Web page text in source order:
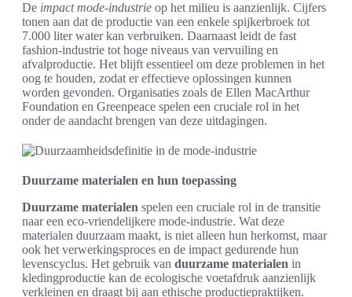
De impact mode-industrie op het milieu is aanzienlijk. Cijfers
tonen aan dat de productie van een enkele spijkerbroek tot
7.000 liter water kan verbruiken. Daarnaast leidt de fast
fashion-industrie tot hoge niveaus van vervuiling en
afvalproductie. Het blijft essentieel om deze problemen in het
oog te houden, zodat er effectieve oplossingen kunnen
worden gevonden. Organisaties zoals de Ellen MacArthur
Foundation en Greenpeace spelen een cruciale rol in het
onder de aandacht brengen van deze uitdagingen.
Duurzame materialen en hun toepassing
Duurzame materialen spelen een cruciale rol in de transitie
naar een eco-vriendelijkere mode-industrie. Wat deze
materialen duurzaam maakt, is niet alleen hun herkomst, maar
ook het verwerkingsproces en de impact gedurende hun
levenscyclus. Het gebruik van duurzame materialen in
kledingproductie kan de ecologische voetafdruk aanzienlijk
verkleinen en draagt bij aan ethische productiepraktijken.